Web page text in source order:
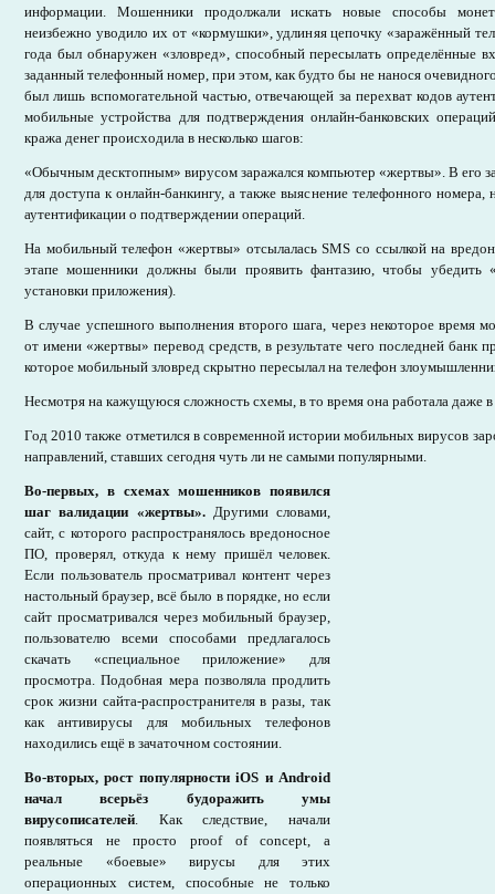
информации. Мошенники продолжали искать новые способы
неизбежно уводило их от «кормушки», удлиняя цепочку «заражённый
года был обнаружен «зловред», способный пересылать определённые
заданный телефонный номер, при этом, как будто бы не нанося
был лишь вспомогательной частью, отвечающей за перехват кодов
мобильные устройства для подтверждения онлайн-банковских
кража денег происходила в несколько шагов:
«Обычным десктопным» вирусом заражался компьютер «жертвы». В его
для доступа к онлайн-банкингу, а также выяснение телефонного номера,
аутентификации о подтверждении операций.
На мобильный телефон «жертвы» отсылалась SMS со ссылкой на
этапе мошенники должны были проявить фантазию, чтобы убедить
установки приложения).
В случае успешного выполнения второго шага, через некоторое время
от имени «жертвы» перевод средств, в результате чего последней банк
которое мобильный зловред скрытно пересылал на телефон
Несмотря на кажущуюся сложность схемы, в то время она работала даже
Год 2010 также отметился в современной истории мобильных вирусов
направлений, ставших сегодня чуть ли не самыми популярными.
Во-первых, в схемах мошенников появился
шаг валидации «жертвы».Другими словами,
сайт, с которого распространялось вредоносное
ПО, проверял, откуда к нему пришёл человек.
Если пользователь просматривал контент через
настольный браузер, всё было в порядке, но если
сайт просматривался через мобильный браузер,
пользователю всеми способами предлагалось
скачать «специальное приложение» для
просмотра. Подобная мера позволяла продлить
срок жизни сайта-распространителя в разы, так
как антивирусы для мобильных телефонов
находились ещё в зачаточном состоянии.
Во-вторых, рост популярности iOS и Android
начал всерьёз будоражить умы
вирусописателей. Как следствие, начали
появляться не просто proof of concept, а
реальные «боевые» вирусы для этих
операционных систем, способные не только